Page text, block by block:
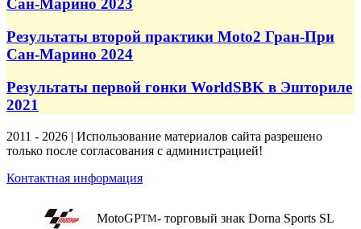
Сан-Марино 2023
Результаты второй практики Moto2 Гран-При
Сан-Марино 2024
Результаты первой гонки WorldSBK в Эшториле
2021
2011 - 2026 | Использование материалов сайта разрешено
только после согласования с администрацией!
Контактная информация
MotoGPTM- торговый знак Dorna Sports SL